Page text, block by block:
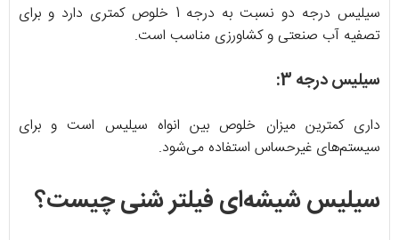
سیلیس درجه دو نسبت به درجه 1 خلوص کمتری دارد و برای
تصفیه آب صنعتی و کشاورزی مناسب است.
سیلیس درجه 3:
داری کمترین میزان خلوص بین انواه سیلیس است و برای
سیستم‌های غیرحساس استفاده می‌شود.
سیلیس شیشه‌ای فیلتر شنی چیست؟